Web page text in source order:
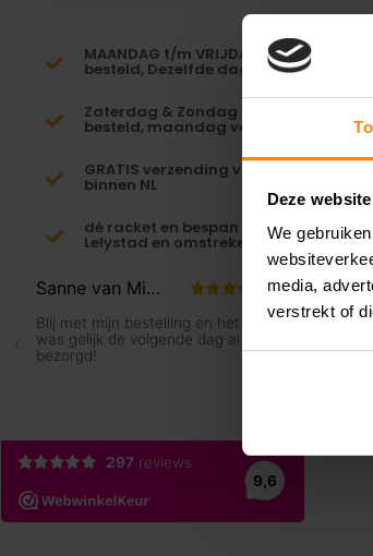
Deze
We
media,
verstrekt of
MAANDAG t/m VRIJDAG voor 16:00
besteld, Dezelfde dag verzonden!*
Zaterdag & Zondag voor 23:59
besteld, maandag verzonden!
GRATIS verzending vanaf €65,-
binnen NL
dé racket en bespan specialist van
Lelystad en omstreken